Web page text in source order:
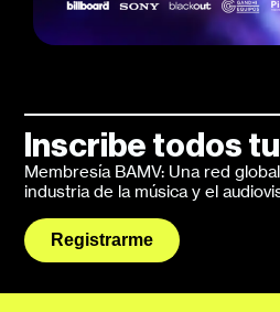
Inscribe todos
Membresía BAMV: Una red
industria de la música y el
Registrarme